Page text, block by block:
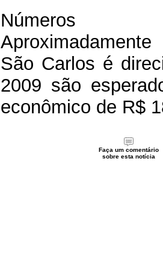
Números
São Carlos é
2009 são
econômico de R$
Faça um comentário
sobre esta notícia